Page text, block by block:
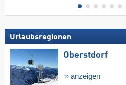
Urlaubsregionen
Oberstdorf
anzeigen